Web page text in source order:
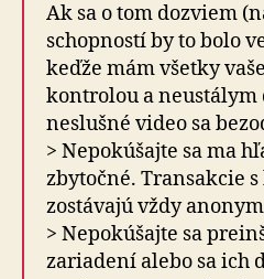
Ak sa o tom dozviem
schopností by to bolo
keďže mám všetky
kontrolou a neustálym
neslušné video sa
> Nepokúšajte sa ma
zbytočné. Transakcie
zostávajú vždy
> Nepokúšajte sa
zariadení alebo sa ich